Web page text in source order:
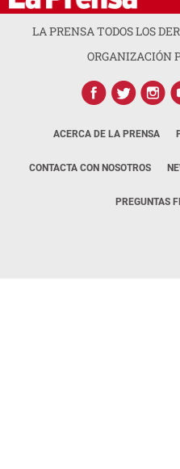
LA PRENSA TODOS LOS
ORGANIZACIÓN
ACERCA DE LA PRENSA
CONTACTA CON NOSOTROS
PREGUNTAS